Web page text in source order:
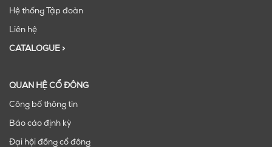
Hệ thống Tập đoàn
Liên hệ
CATALOGUE >
QUAN HỆ CỔ ĐÔNG
Công bố thông tin
Báo cáo định kỳ
Đại hội đồng cổ đông